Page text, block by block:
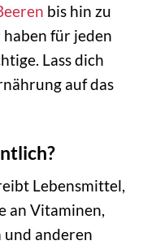
bis hin zu
für jeden
Lass dich
auf das
Lebensmittel,
an Vitaminen,
anderen